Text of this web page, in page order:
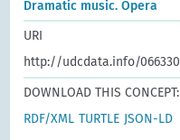
Dramatic music. Opera
URI
http://udcdata.info/066330
DOWNLOAD THIS CONCEPT:
RDF/XML TURTLE JSON-LD